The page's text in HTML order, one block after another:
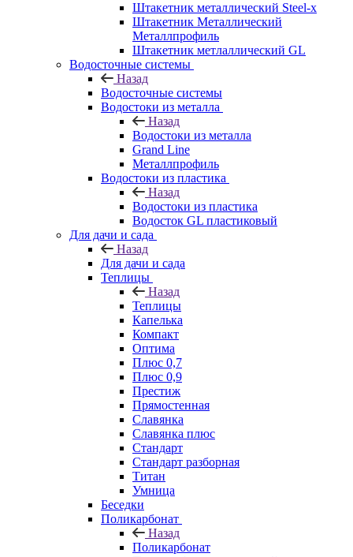
Штакетник металлический Steel-x
Штакетник Металлический
Металлпрофиль
Штакетник метлаллический GL
Водосточные системы
Назад
Водосточные системы
Водостоки из металла
Назад
Водостоки из металла
Grand Line
Металлпрофиль
Водостоки из пластика
Назад
Водостоки из пластика
Водосток GL пластиковый
Для дачи и сада
Назад
Для дачи и сада
Теплицы
Назад
Теплицы
Капелька
Компакт
Оптима
Плюс 0,7
Плюс 0,9
Престиж
Прямостенная
Славянка
Славянка плюс
Стандарт
Стандарт разборная
Титан
Умница
Беседки
Поликарбонат
Назад
Поликарбонат